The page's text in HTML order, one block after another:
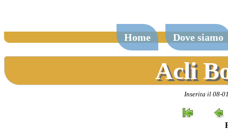
Home Dove siamo
Acli
Inserita il 08-